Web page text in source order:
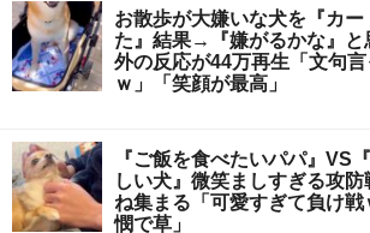
お散歩が大嫌いな犬を『カ
た』結果→『嫌がるかな』
外の反応が44万再生「文句
ｗ」「笑顔が最高」
『ご飯を食べたいパパ』VS
しい犬』微笑ましすぎる攻
ね集まる「可愛すぎて負け
憫で草」